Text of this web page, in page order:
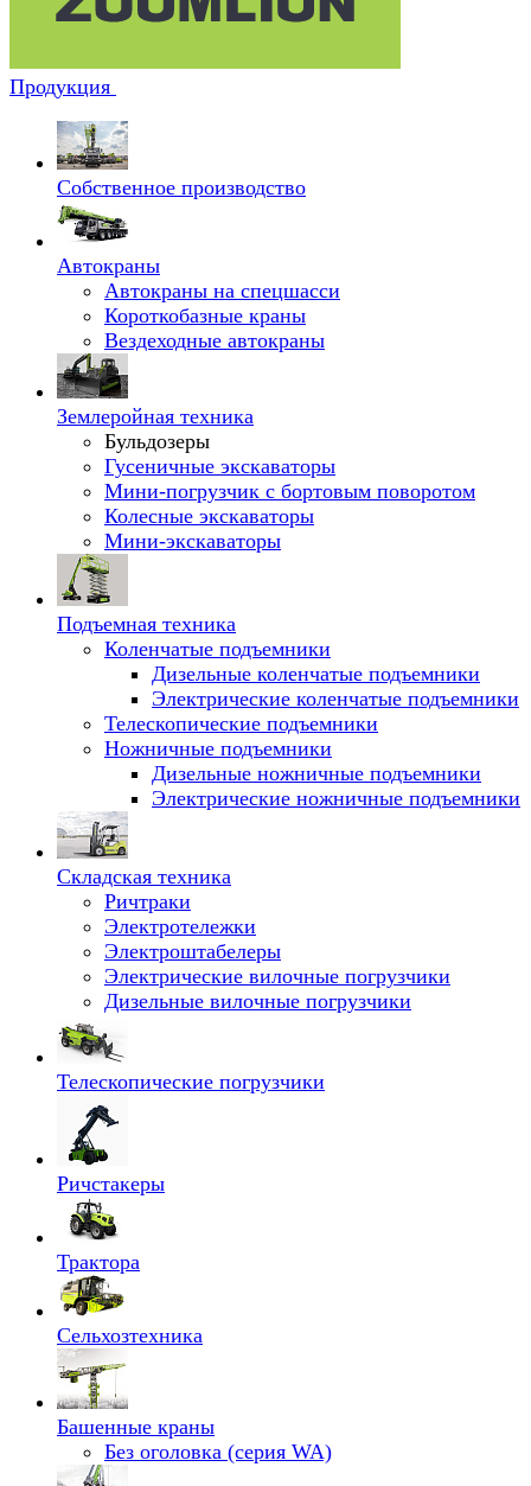
Продукция
Собственное производство
Автокраны
Автокраны на спецшасси
Короткобазные краны
Вездеходные автокраны
Землеройная техника
Бульдозеры
Гусеничные экскаваторы
Мини-погрузчик с бортовым поворотом
Колесные экскаваторы
Мини-экскаваторы
Подъемная техника
Коленчатые подъемники
Дизельные коленчатые подъемники
Электрические коленчатые подъемники
Телескопические подъемники
Ножничные подъемники
Дизельные ножничные подъемники
Электрические ножничные подъемники
Складская техника
Ричтраки
Электротележки
Электроштабелеры
Электрические вилочные погрузчики
Дизельные вилочные погрузчики
Телескопические погрузчики
Ричстакеры
Трактора
Сельхозтехника
Башенные краны
Без оголовка (серия WA)